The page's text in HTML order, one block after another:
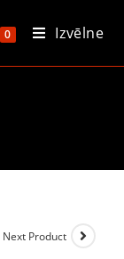
0 Izvēlne
Next Product